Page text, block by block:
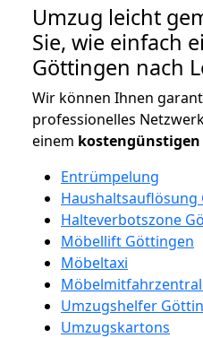
Umzug leicht
Sie, wie einfach
Göttingen nach
Wir können Ihnen
professionelles
einem kostengünstigen
Entrümpelung
Haushaltsauflösung
Halteverbotszone
Möbellift Göttingen
Möbeltaxi
Umzugshelfer
Umzugskartons